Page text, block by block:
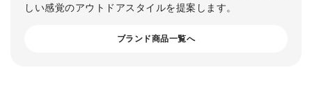
しい感覚のアウトドアスタイルを提案します。
ブランド商品一覧へ